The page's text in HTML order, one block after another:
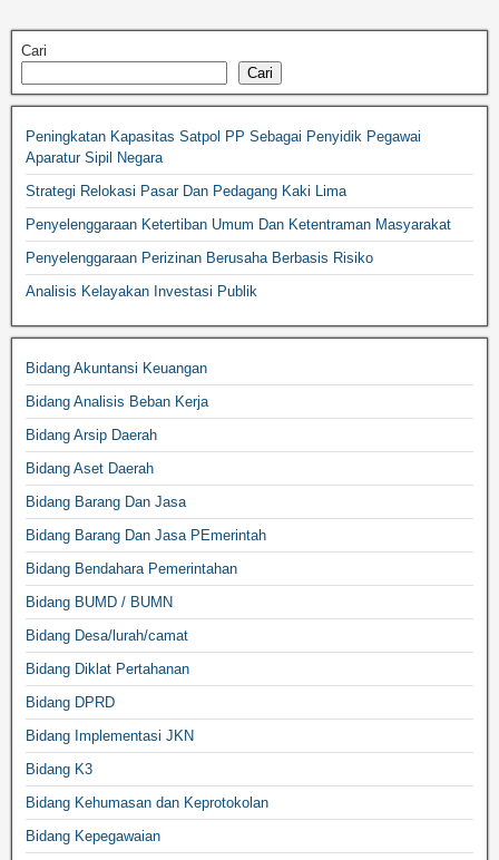
Cari
Cari
Peningkatan Kapasitas Satpol PP Sebagai Penyidik Pegawai
Aparatur Sipil Negara
Strategi Relokasi Pasar Dan Pedagang Kaki Lima
Penyelenggaraan Ketertiban Umum Dan Ketentraman Masyarakat
Penyelenggaraan Perizinan Berusaha Berbasis Risiko
Analisis Kelayakan Investasi Publik
Bidang Akuntansi Keuangan
Bidang Analisis Beban Kerja
Bidang Arsip Daerah
Bidang Aset Daerah
Bidang Barang Dan Jasa
Bidang Barang Dan Jasa PEmerintah
Bidang Bendahara Pemerintahan
Bidang BUMD / BUMN
Bidang Desa/lurah/camat
Bidang Diklat Pertahanan
Bidang DPRD
Bidang Implementasi JKN
Bidang K3
Bidang Kehumasan dan Keprotokolan
Bidang Kepegawaian